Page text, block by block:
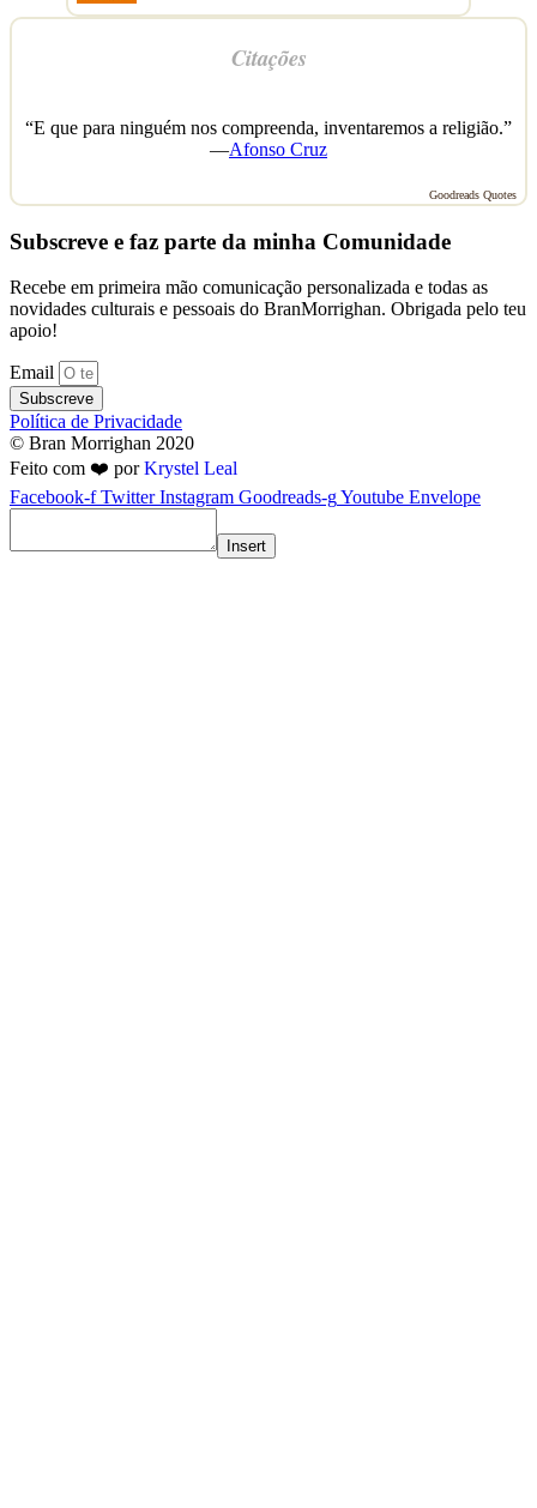
Citações
“E que para ninguém nos compreenda, inventaremos a religião.”
—Afonso Cruz
Goodreads Quotes
Subscreve e faz parte da minha Comunidade
Recebe em primeira mão comunicação personalizada e todas as
novidades culturais e pessoais do BranMorrighan. Obrigada pelo teu
apoio!
Email
Subscreve
Política de Privacidade
© Bran Morrighan 2020
Feito com ❤️ porKrystel Leal
Facebook-f Twitter Instagram Goodreads-gYoutube Envelope
Insert